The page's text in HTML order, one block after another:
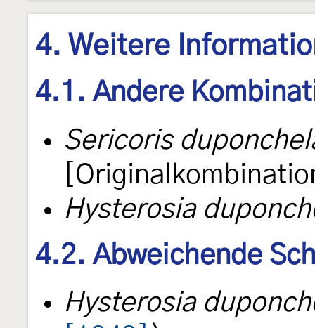
4. Weitere
4.1. Andere
Sericoris
Hysterosia
4.2. Abweichende
Hysterosia